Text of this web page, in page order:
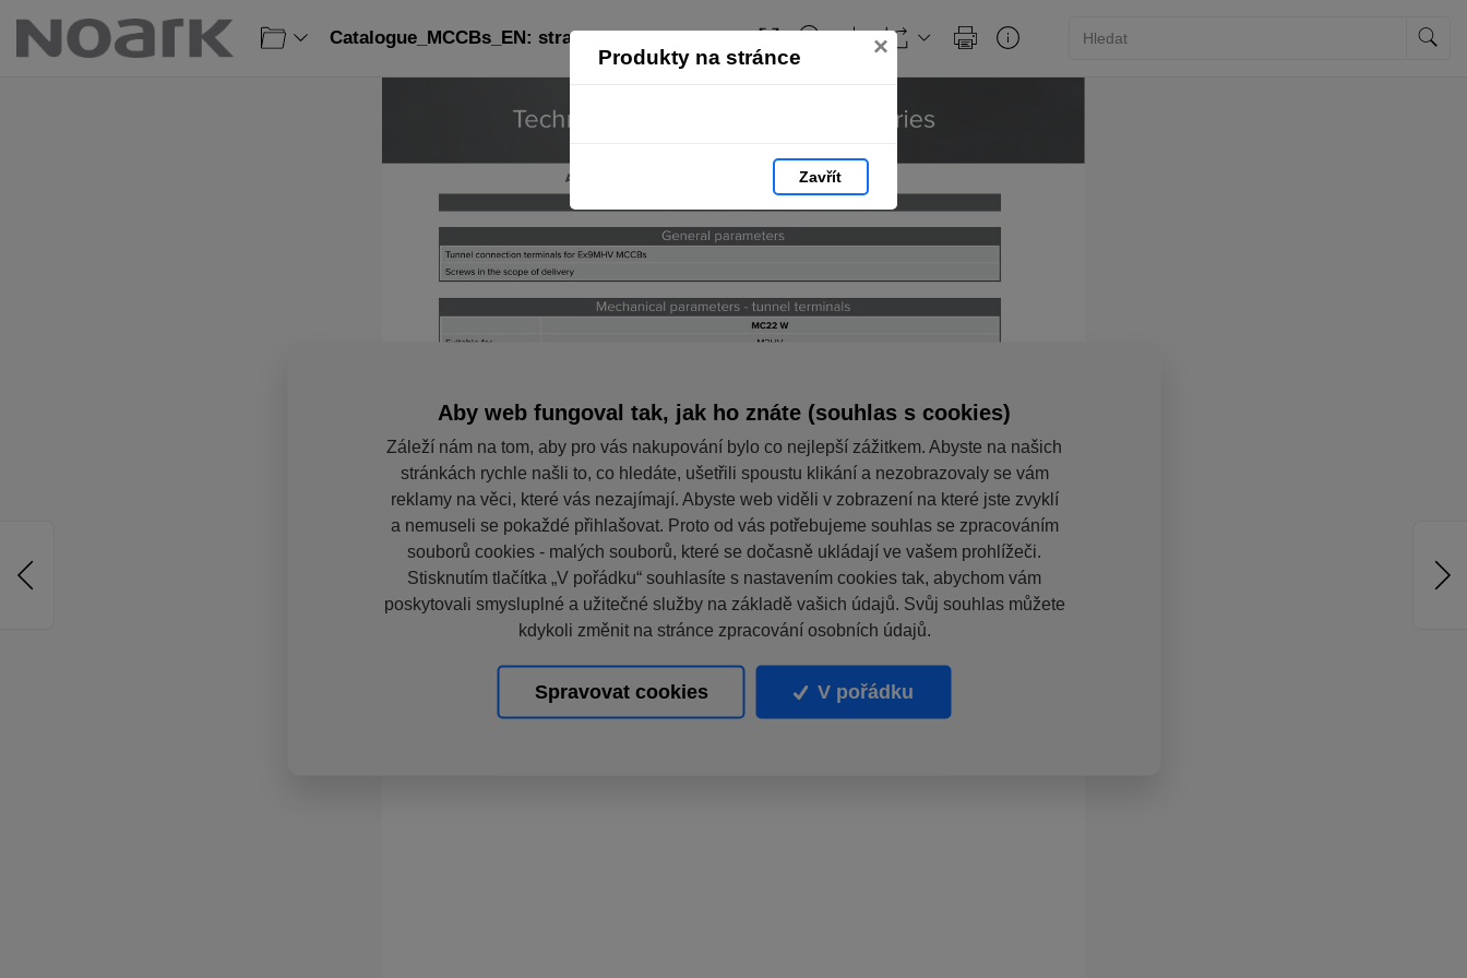
Produkty na stránce ×
Zavřít
Catalogue_MCCBs_EN: strana 370
Aby web fungoval tak, jak ho znáte (souhlas s cookies)
Záleží nám na tom, aby pro vás nakupování bylo co nejlepší zážitkem. Abyste na našich
stránkách rychle našli to, co hledáte, ušetřili spoustu klikání a nezobrazovaly se vám
reklamy na věci, které vás nezajímají. Abyste web viděli v zobrazení na které jste zvyklí
a nemuseli se pokaždé přihlašovat. Proto od vás potřebujeme souhlas se zpracováním
souborů cookies - malých souborů, které se dočasně ukládají ve vašem prohlížeči.
Stisknutím tlačítka „V pořádku“ souhlasíte s nastavením cookies tak, abychom vám
poskytovali smysluplné a užitečné služby na základě vašich údajů. Svůj souhlas můžete
kdykoli změnit na stránce zpracování osobních údajů.
Spravovat cookies V pořádku